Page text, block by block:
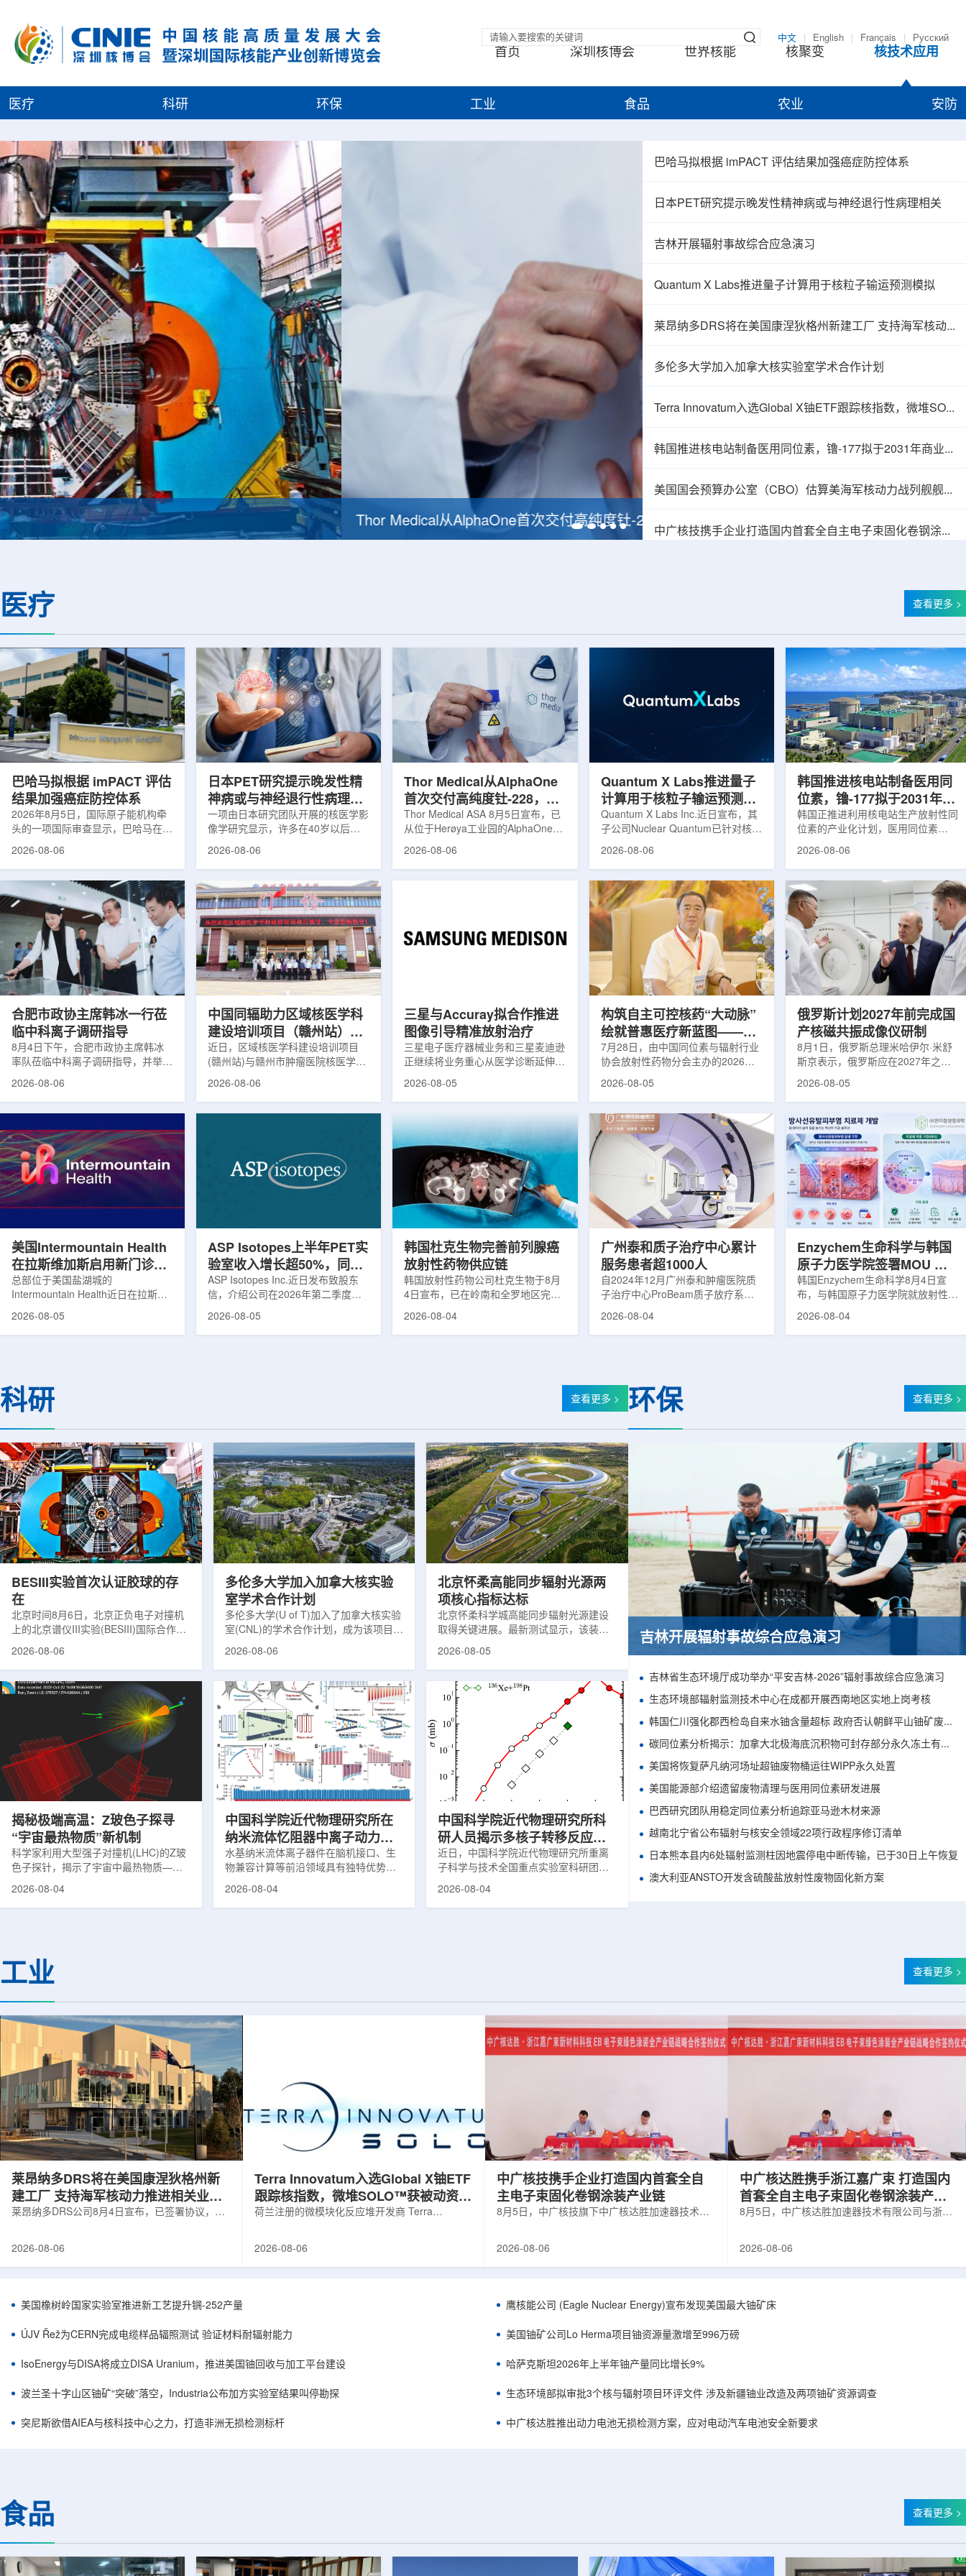
中文 English Français Русский
首页 深圳核博会 世界核能 核聚变 核技术应用
医疗 科研 环保 工业 食品 农业 安防
Thor Medical从AlphaOne首次交付高纯度钍-228，商业供货启动
巴哈马拟根据 imPACT 评估结果加强癌症防控体系
日本PET研究提示晚发性精神病或与神经退行性病理相关
吉林开展辐射事故综合应急演习
Quantum X Labs推进量子计算用于核粒子输运预测模拟
莱昂纳多DRS将在美国康涅狄格州新建工厂 支持海军核动力推进相关业务增长
多伦多大学加入加拿大核实验室学术合作计划
Terra Innovatum入选Global X铀ETF跟踪核指数，微堆SOLO™获被动资金曝光
韩国推进核电站制备医用同位素，镥-177拟于2031年商业化生产
美国国会预算办公室（CBO）估算美海军核动力战列舰舰队总成本2750亿美元
中广核技携手企业打造国内首套全自主电子束固化卷钢涂装产业链
医疗 查看更多 >
巴哈马拟根据 imPACT 评估
结果加强癌症防控体系
2026年8月5日，国际原子能机构牵
头的一项国际审查显示，巴哈马在加
强癌症治疗服务方面具备进一步提升
治疗效果提出了路线图。巴哈马拿骚
玛格丽特公主医院(图片：Pelow
Media/Adobe Stock)这项 imPACT
评估由国际原子能机构、世界卫生组
织/泛美卫生组织和国际癌症研究机
构共同开展，应巴哈马卫生与健康部
请求进行，重点评估该国癌症防控能
力和实际需求。6月9日至11日，专
2026-08-06
日本PET研究提示晚发性精
神病或与神经退行性病理相
关
一项由日本研究团队开展的核医学影
像学研究显示，许多在40岁以后首
次出现幻觉、妄想等精神病性症状的
常沉积。研究纳入37名晚发性精神
病患者和47名年龄匹配的健康对照
者。研究人员采用淀粉样蛋白PET示
踪剂^11C-PiB，以及tau蛋白PET示
踪剂^18F-florzolotau，对受试者大
脑中的β-淀粉样蛋白和tau蛋白积累
情况进行评估。结果显示，晚发性精
2026-08-06
Thor Medical从AlphaOne
首次交付高纯度钍-228，商
业供货启动
Thor Medical ASA 8月5日宣布，已
从位于Herøya工业园的AlphaOne生
产设施完成首批高纯度钍-228(Th-
工业规模制造的开始，首批客户交付
表明公司已完成从产能建设到利用首
2026-08-06
Quantum X Labs推进量子
计算用于核粒子输运预测模
拟
Quantum X Labs Inc.近日宣布，其
子公司Nuclear Quantum已针对核工
业计算模拟中的一项瓶颈提出新方
算密集型场景。据介绍，传统粒子输
运模拟在核医学系统设计中具有重要
作用，但往往需要大量计算资源，并
伴随较长运行时间，影响研发和优化
效率。Nuclear Quantum此次提出的
技术，旨在把物理输运模型转化为量
子电路，使粒子传播和随机游走动力
学能够直接在量子计算框架中表示和
2026-08-06
韩国推进核电站制备医用同
位素，镥-177拟于2031年商
业化生产
韩国正推进利用核电站生产放射性同
位素的产业化计划，医用同位素
镥-177(Lu-177)被列为首个商业化目
产，后续还可能将产品范围扩大至
钴-60、氚-3和氦-3等同位素。Lu-
177是当前全球放射性药物市场中应
用较广的治疗性放射性同位素，可用
于前列腺癌、神经内分泌肿瘤等疾病
相关放射性药物。此前，韩国所需
Lu-177完全依赖进口。由于其半衰
期约为6.6天，从生产、运输到药物
2026-08-06
合肥市政协主席韩冰一行莅
临中科离子调研指导
8月4日下午，合肥市政协主席韩冰
率队莅临中科离子调研指导，并举行
座谈交流。市人大常委会副主任雍凤
中国科学院合肥物质科学研究院副院
长宋云涛，中科离子董事长刘璐，总
经理陈永华，副总经理丁开忠、李
俊、光若怀陪同。韩冰一行详细了解
中科离子产业布局、经营情况，重点
围绕核医疗及高端装备关键技术突
2026-08-06
中国同辐助力区域核医学科
建设培训项目（赣州站）与
赣州市肿瘤医院核医学诊疗
高质量建设项目同步启动
近日，区域核医学科建设培训项目
(赣州站)与赣州市肿瘤医院核医学诊
疗高质量建设项目在赣州市肿瘤医院
任杨传盛主持。赣州市卫生健康委员
会副主任傅伟、中华医学会核医学分
会主任委员汪静、赣州市肿瘤医院党
2026-08-06
三星与Accuray拟合作推进
图像引导精准放射治疗
三星电子医疗器械业务和三星麦迪逊
正继续将业务重心从医学诊断延伸至
治疗领域。8月5日，三星HME美国
书，双方计划围绕基于容积成像的精
准放射治疗解决方案开展合作探讨。
根据意向书，双方拟研究将三星移动
CT扫描仪BodyTom与Accuray机器
人放射外科平台CyberKnife相结合。
该合作方向旨在把高分辨率三维成像
能力与图像引导机器人放射外科技术
连接起来，使医务人员能够更准确地
2026-08-05
构筑自主可控核药“大动脉”
绘就普惠医疗新蓝图——专
访中国同辐总工程师、中核
集团首席科学家刘蕴韬
7月28日，由中国同位素与辐射行业
协会放射性药物分会主办的2026年
放射性药物创新发展大会在山西省太
(以下简称：中国同辐)在推动核医疗
科技自立自强与普惠民生方面发挥着
压舱石的作用。在大会间隙，中国同
辐党委委员、总工程师、中核集团首
席科学家刘蕴韬接受记者专访时表
示，中国同辐将加快在建医药中心投
产运行，加快智慧核医学系统布局，
持续缩小城乡核医疗资源差距。同
2026-08-05
俄罗斯计划2027年前完成国
产核磁共振成像仪研制
8月1日，俄罗斯总理米哈伊尔·米舒
斯京表示，俄罗斯应在2027年之前
完成国产核磁共振成像仪的研制工
察中心已安装的磁共振成像设备时，
他向俄罗斯卫生部长米哈伊尔·穆拉
什科询问国产设备研发情况。穆拉什
科表示，相关研发工作正由俄罗斯国
家原子能公司推进，并称该设备预计
将在明年完成。米舒斯京随后表示，
希望俄罗斯明年能够拥有本国研制的
核磁共振成像仪。该设备若按计划
2026-08-05
美国Intermountain Health
在拉斯维加斯启用新门诊诊
所，配置PET/CT和直线加
速器
总部位于美国盐湖城的
Intermountain Health近日在拉斯维
加斯西南部启用一座新的门诊诊所。
开放日活动后正式开放。该诊所整合
了此前分布在拉斯维加斯谷多个地点
疗服务。根据介绍，诊所服务范围包
括成人及...
2026-08-05
ASP Isotopes上半年PET实
验室收入增长超50%，同位
素浓缩设施推进商业生产
ASP Isotopes Inc.近日发布致股东
信，介绍公司在2026年第二季度财
务业绩公布前各业务板块的运营进
入商业生产前的最后阶段，预计将在
2026年下半年交...
2026-08-05
韩国杜克生物完善前列腺癌
放射性药物供应链
韩国放射性药物公司杜克生物于8月
4日宣布，已在岭南和全罗地区完成
前列腺癌诊断用放射性药物
病率排名第六位的疾病;伴随PSMA靶
向治疗的日益普及，对前列腺癌治...
2026-08-04
广州泰和质子治疗中心累计
服务患者超1000人
自2024年12月广州泰和肿瘤医院质
子治疗中心ProBeam质子放疗系统
正式投入临床应用以来，该中心在
19个月。相关对比包括：美国埃默
里质子治疗中心自2018年12月启动
时约2年;英国伦敦大学学院医院质子
中心自2021...
2026-08-04
Enzychem生命科学与韩国
原子力医学院签署MOU 合
作开发放射性皮炎治疗剂
韩国Enzychem生命科学8月4日宣
布，与韩国原子力医学院就放射性皮
炎(Radiation-Induced Dermatitis)治
中最常见的治疗相关副作用之一，表
现为皮肤红斑、疼痛、瘙痒、脱皮等
治疗过程产生负面影响。该治疗剂近
2026-08-04
科研 查看更多 >
BESIII实验首次认证胶球的存
在
北京时间8月6日，北京正负电子对撞机
上的北京谱仪III实验(BESIII)国际合作组
经过15年的持续研究，BESIII实验建立
了证明胶球存在的完整证据链，解开了
困扰学术界近半个世纪的胶球存在之
谜。该发现不仅为量子色动力学理论提
供了决定性验证，也表明一类全新物质
形态——纯由力构成的物质的存在。原
子核由质子和中子组成，质子和中子又
由夸克组成。夸克之间靠胶子传递强相
互...
2026-08-06
多伦多大学加入加拿大核实验
室学术合作计划
多伦多大学(U of T)加入了加拿大核实验
室(CNL)的学术合作计划，成为该项目中
究。在施瓦茨·赖斯曼创新园区举行了签
约仪式，标志着多伦多大学、加拿大核
实验室和原子能公司有限公司(AECL)正
式确立了合作关系。该学术合作计划将
为参学院校提供进入国家级实验室基础
设施、技术和专业知识的渠道，合作领
域涵盖清洁能源、医疗健康、环境修复
以及国家安全等多个方面。此次...
2026-08-06
北京怀柔高能同步辐射光源两
项核心指标达标
北京怀柔科学城高能同步辐射光源建设
取得关键进展。最新测试显示，该装置
步。这两项指标直接决定光源能否为科
研用户提供稳定、高品质的X光束，也是
装置性能评估中的核心参数。自2025年
9月29日加速器达到验收指标后，项目团
队在试运行过程中持续调校设备、优化
束流状态。经过约9个月改进，装置关键
性能明显提升。储存环可理解为高能电
子运行的环形轨道，全长约1360米。
177...
2026-08-05
揭秘极端高温：Z玻色子探寻
“宇宙最热物质”新机制
科学家利用大型强子对撞机(LHC)的Z玻
色子探针，揭示了宇宙中最热物质——
夸克-胶子等离子体(QGP)如何吸收能量
相互作用，它能够几乎不受影响地穿过
等离子体，精确记录初始状态的信息。
克在...
2026-08-04
中国科学院近代物理研究所在
纳米流体忆阻器中离子动力学
调控研究方面获新进展
水基纳米流体离子器件在脑机接口、生
物兼容计算等前沿领域具有独特优势。
近期，中国科学院近代物理研究所重离
2026-08-04
中国科学院近代物理研究所科
研人员揭示多核子转移反应中
壳效应的双向作用机制
近日，中国科学院近代物理研究所重离
子科学与技术全国重点实验室科研团队
与合作者揭示了壳效应在多核子转移反
2026-08-04
环保 查看更多 >
吉林开展辐射事故综合应急演习
吉林省生态环境厅成功举办“平安吉林-2026”辐射事故综合应急演习
生态环境部辐射监测技术中心在成都开展西南地区实地上岗考核
韩国仁川强化郡西检岛自来水铀含量超标 政府否认朝鲜平山铀矿废水影响
碳同位素分析揭示：加拿大北极海底沉积物可封存部分永久冻土有机碳
美国将恢复萨凡纳河场址超铀废物桶运往WIPP永久处置
美国能源部介绍遗留废物清理与医用同位素研发进展
巴西研究团队用稳定同位素分析追踪亚马逊木材来源
越南北宁省公布辐射与核安全领域22项行政程序修订清单
日本熊本县内6处辐射监测柱因地震停电中断传输，已于30日上午恢复
澳大利亚ANSTO开发含硫酸盐放射性废物固化新方案
工业 查看更多 >
莱昂纳多DRS将在美国康涅狄格州新
建工厂 支持海军核动力推进相关业务
增长
莱昂纳多DRS公司8月4日宣布，已签署协议，将
并为公司在核能领域的后续增长提供空间和基础
尔德帕克里奇路120号，占地约14.1087万平方英
尺。工厂建成后，将整合目前分布在康涅狄格州
丹伯里和贝瑟尔三个地点的业务。该设施预计于
2027年初投入使用，若最终设计和租户装修工...
2026-08-06
Terra Innovatum入选Global X铀ETF
跟踪核指数，微堆SOLO™获被动资金
曝光
荷兰注册的微模块化反应堆开发商 Terra
Arca: URA，资管超50亿美元)的跟踪基准，本次
与 Cameco、Kazatomprom、Centrus、Oklo、
NuScale、X-energy、三菱重...
2026-08-06
中广核技携手企业打造国内首套全自
主电子束固化卷钢涂装产业链
8月5日，中广核技旗下中广核达胜加速器技术有
规模化量产工艺能力，双方合力建成国内首套全
整产业链，标志我国彩涂行业正式进入无溶剂、
零VOC(挥发性有机化合物)、常温绿色固化新时
代。中广核达胜与浙江嘉广束签署电子束固化卷
钢涂装战略合作协议电子束固化是...
2026-08-06
中广核达胜携手浙江嘉广束 打造国内
首套全自主电子束固化卷钢涂装产业
链
8月5日，中广核达胜加速器技术有限公司与浙江
艺能力，双方合力建成国内首套全流程自主可
标志我国彩涂行业正式进入无溶剂、零VOC(挥发
性有机化合物)、常温绿色固化新时代。▲中广核
2026-08-06
美国橡树岭国家实验室推进新工艺提升锎-252产量
ÚJV Řež为CERN完成电缆样品辐照测试 验证材料耐辐射能力
IsoEnergy与DISA将成立DISA Uranium，推进美国铀回收与加工平台建设
波兰圣十字山区铀矿“突破”落空，Industria公布加方实验室结果叫停勘探
突尼斯欲借AIEA与核科技中心之力，打造非洲无损检测标杆
鹰核能公司 (Eagle Nuclear Energy)宣布发现美国最大铀矿床
美国铀矿公司Lo Herma项目铀资源量激增至996万磅
哈萨克斯坦2026年上半年铀产量同比增长9%
生态环境部拟审批3个核与辐射项目环评文件 涉及新疆铀业改造及两项铀矿资源调查
中广核达胜推出动力电池无损检测方案，应对电动汽车电池安全新要求
食品 查看更多 >